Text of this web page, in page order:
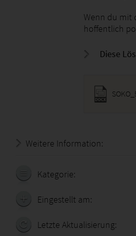
Wenn du mit
hoffentlich
Diese
Weitere Information:
Kategorie:
Eingestellt am:
Letzte Aktualisierung: